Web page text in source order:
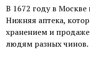
В 1672 году в Москве
Нижняя аптека,
хранением и
людям разных чинов.